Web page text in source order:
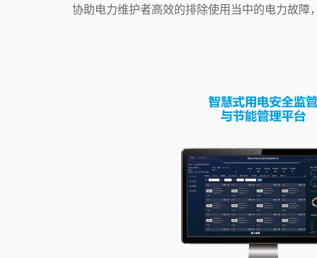
协助电力维护者高效的排除使用当中的电力故